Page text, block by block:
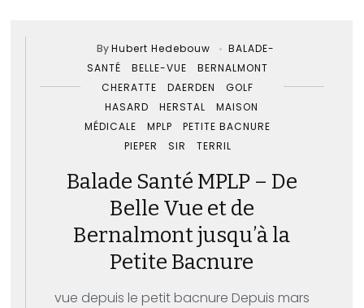
ByHubert Hedebouw
BALADE-
SANTÉ
BELLE-VUE
BERNALMONT
CHERATTE
DAERDEN
GOLF
HASARD
HERSTAL
MAISON
MÉDICALE
MPLP
PETITE BACNURE
PIEPER
SIR TERRIL
Balade Santé MPLP – De
Belle Vue et de
Bernalmont jusqu’à la
Petite Bacnure
vue depuis le petit bacnure Depuis mars